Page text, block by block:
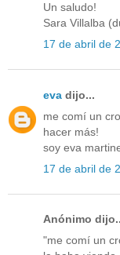
Un saludo!
Sara Villalba
17 de abril de
eva dijo...
me comí un
hacer más!
soy eva
17 de abril de
Anónimo
"me comí un